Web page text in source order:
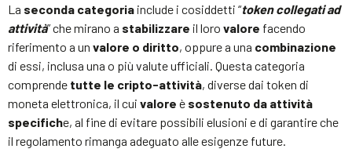
La seconda categoria include i cosiddetti “token collegati ad
attività” che mirano a stabilizzare il loro valore facendo
riferimento a un valore o diritto, oppure a una combinazione
di essi, inclusa una o più valute ufficiali. Questa categoria
comprende tutte le cripto-attività, diverse dai token di
moneta elettronica, il cui valore è sostenuto da attività
specifiche, al fine di evitare possibili elusioni e di garantire che
il regolamento rimanga adeguato alle esigenze future.